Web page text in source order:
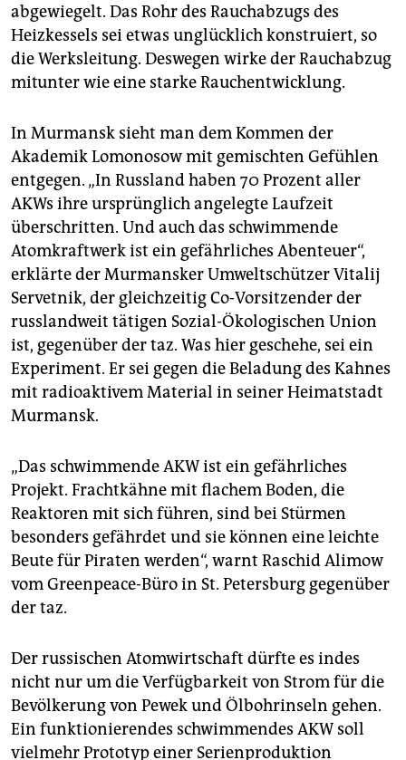
abgewiegelt. Das Rohr des Rauchabzugs des
Heizkessels sei etwas unglücklich konstruiert, so
die Werksleitung. Deswegen wirke der Rauchabzug
mitunter wie eine starke Rauchentwicklung.
In Murmansk sieht man dem Kommen der
Akademik Lomonosow mit gemischten Gefühlen
entgegen. „In Russland haben 70 Prozent aller
AKWs ihre ursprünglich angelegte Laufzeit
überschritten. Und auch das schwimmende
Atomkraftwerk ist ein gefährliches Abenteuer“,
erklärte der Murmansker Umweltschützer Vitalij
Servetnik, der gleichzeitig Co-Vorsitzender der
russlandweit tätigen Sozial-Ökologischen Union
ist, gegenüber der taz. Was hier geschehe, sei ein
Experiment. Er sei gegen die Beladung des Kahnes
mit radioaktivem Material in seiner Heimatstadt
Murmansk.
„Das schwimmende AKW ist ein gefährliches
Projekt. Frachtkähne mit flachem Boden, die
Reaktoren mit sich führen, sind bei Stürmen
besonders gefährdet und sie können eine leichte
Beute für Piraten werden“, warnt Raschid Alimow
vom Greenpeace-Büro in St. Petersburg gegenüber
der taz.
Der russischen Atomwirtschaft dürfte es indes
nicht nur um die Verfügbarkeit von Strom für die
Bevölkerung von Pewek und Ölbohrinseln gehen.
Ein funktionierendes schwimmendes AKW soll
vielmehr Prototyp einer Serienproduktion